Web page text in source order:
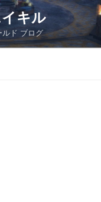
キル
ルド ブログ